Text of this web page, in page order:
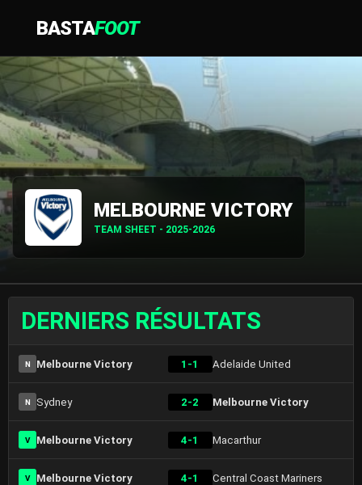
BASTAFOOT
MELBOURNE VICTORY
TEAM SHEET - 2025-2026
DERNIERS RÉSULTATS
N Melbourne Victory 1-1 Adelaide United
N Sydney 2-2 Melbourne Victory
V Melbourne Victory 4-1 Macarthur
V Melbourne Victory 4-1 Central Coast Mariners